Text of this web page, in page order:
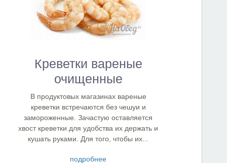
Креветки вареные
очищенные
В продуктовых магазинах вареные
креветки встречаются без чешуи и
замороженные. Зачастую оставляется
хвост креветки для удобства их держать и
кушать руками. Для того, чтобы их...
подробнее